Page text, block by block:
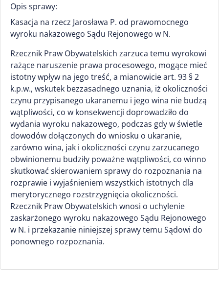
Opis sprawy:
Kasacja na rzecz Jarosława P. od prawomocnego
wyroku nakazowego Sądu Rejonowego w N.
Rzecznik Praw Obywatelskich zarzuca temu wyrokowi
rażące naruszenie prawa procesowego, mogące mieć
istotny wpływ na jego treść, a mianowicie art. 93 § 2
k.p.w., wskutek bezzasadnego uznania, iż okoliczności
czynu przypisanego ukaranemu i jego wina nie budzą
wątpliwości, co w konsekwencji doprowadziło do
wydania wyroku nakazowego, podczas gdy w świetle
dowodów dołączonych do wniosku o ukaranie,
zarówno wina, jak i okoliczności czynu zarzucanego
obwinionemu budziły poważne wątpliwości, co winno
skutkować skierowaniem sprawy do rozpoznania na
rozprawie i wyjaśnieniem wszystkich istotnych dla
merytorycznego rozstrzygnięcia okoliczności.
Rzecznik Praw Obywatelskich wnosi o uchylenie
zaskarżonego wyroku nakazowego Sądu Rejonowego
w N. i przekazanie niniejszej sprawy temu Sądowi do
ponownego rozpoznania.